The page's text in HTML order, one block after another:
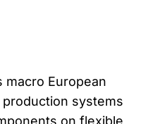
macro European
systems
on flexible